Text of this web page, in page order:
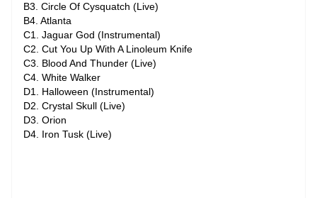
B3. Circle Of Cysquatch (Live)
B4. Atlanta
C1. Jaguar God (Instrumental)
C2. Cut You Up With A Linoleum Knife
C3. Blood And Thunder (Live)
C4. White Walker
D1. Halloween (Instrumental)
D2. Crystal Skull (Live)
D3. Orion
D4. Iron Tusk (Live)